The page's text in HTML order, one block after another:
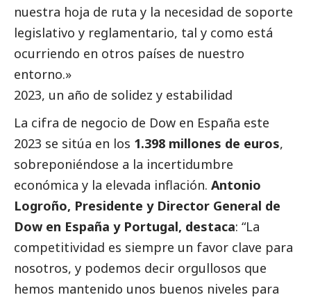
nuestra hoja de ruta y la necesidad de soporte
legislativo y reglamentario, tal y como está
ocurriendo en otros países de nuestro
entorno.»
2023, un año de solidez y estabilidad
La cifra de negocio de Dow en España este
2023 se sitúa en los 1.398 millones de euros,
sobreponiéndose a la incertidumbre
económica y la elevada inflación. Antonio
Logroño, Presidente y Director General de
Dow en España y Portugal, destaca: “La
competitividad es siempre un favor clave para
nosotros, y podemos decir orgullosos que
hemos mantenido unos buenos niveles para